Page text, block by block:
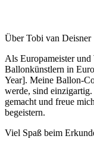
Über Tobi van Deisner
Als Europameister und
Ballonkünstlern in
Year]. Meine Ballon-
werde, sind
gemacht und freue
begeistern.
Viel Spaß beim